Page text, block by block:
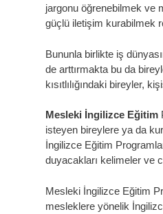
jargonu öğrenebilmek ve
güçlü iletişim kurabilmek
Bununla birlikte iş
de arttırmakta bu da
kısıtlılığındaki bireyler,
Mesleki İngilizce Eğitim
isteyen bireylere ya da
İngilizce Eğitim
duyacakları kelimeler ve
Mesleki İngilizce Eğitim
mesleklere yönelik